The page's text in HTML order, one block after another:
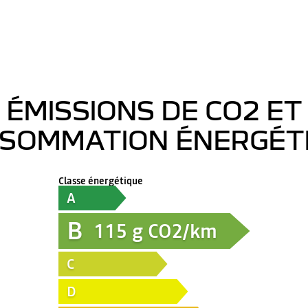
ÉMISSIONS DE CO2 ET
Classe énergétique
A
B 115 g CO2/km
C
D